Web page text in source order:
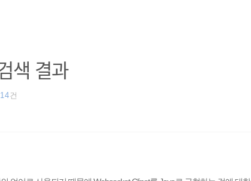
색 결과
14건